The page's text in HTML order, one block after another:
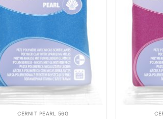
CERNIT PEARL 56G